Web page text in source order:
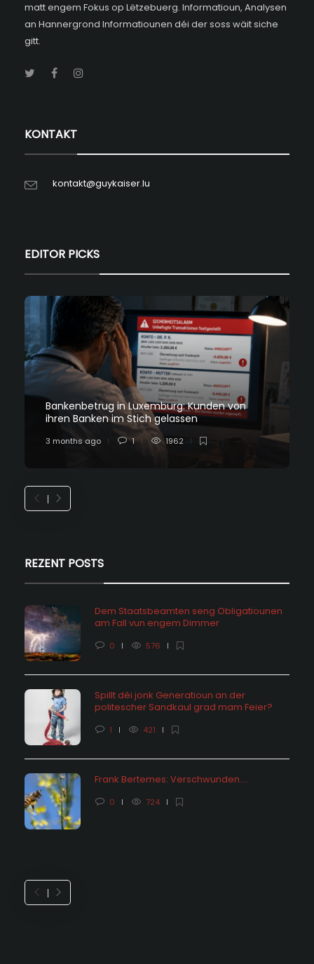
matt engem Fokus op Lëtzebuerg. Informatioun, Analysen
an Hannergrond Informatiounen déi der soss wäit siche
gitt.
KONTAKT
kontakt@guykaiser.lu
EDITOR PICKS
Bankenbetrug in Luxemburg: Kunden von
ihren Banken im Stich gelassen
3 months ago 1 1962
REZENT POSTS
Dem Staatsbeamten seng Obligatiounen
am Fall vun engem Dimmer
0 576
Spillt déi jonk Generatioun an der
politescher Sandkaul grad mam Feier?
1 421
Frank Bertemes: Verschwunden….
0 724